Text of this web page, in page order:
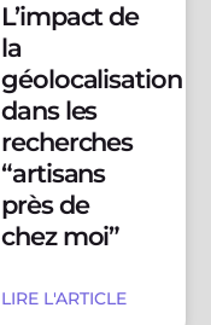
L’impact de
la
géolocalisation
dans les
recherches
“artisans
près de
chez moi”
LIRE L'ARTICLE